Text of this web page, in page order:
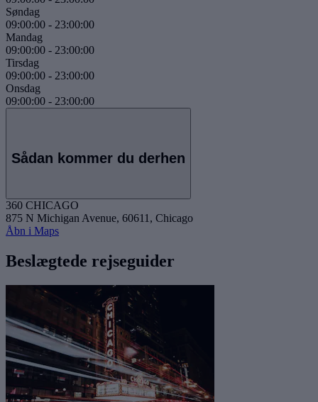
Søndag
09:00:00 - 23:00:00
Mandag
09:00:00 - 23:00:00
Tirsdag
09:00:00 - 23:00:00
Onsdag
09:00:00 - 23:00:00
Sådan kommer du derhen
360 CHICAGO
875 N Michigan Avenue, 60611, Chicago
Åbn i Maps
Beslægtede rejseguider